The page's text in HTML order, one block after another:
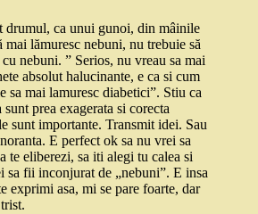
drumul, ca unui gunoi, din mâinile
mai lămuresc nebuni, nu trebuie să
nebuni. ” Serios, nu vreau sa mai
absolut halucinante, e ca si cum
sa mai lamuresc diabetici”. Stiu ca
sunt prea exagerata si corecta
sunt importante. Transmit idei. Sau
E perfect ok sa nu vrei sa
te eliberezi, sa iti alegi tu calea si
sa fii inconjurat de „nebuni”. E insa
exprimi asa, mi se pare foarte, dar